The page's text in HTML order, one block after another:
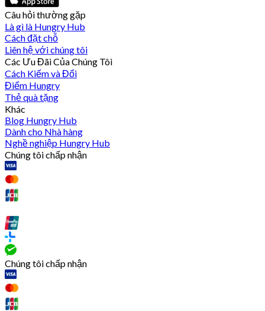
Câu hỏi thường gặp
Là gì là Hungry Hub
Cách đặt chỗ
Liên hệ với chúng tôi
Các Ưu Đãi Của Chúng Tôi
Cách Kiếm và Đổi
Điểm Hungry
Thẻ quà tặng
Khác
Blog Hungry Hub
Dành cho Nhà hàng
Nghề nghiệp Hungry Hub
Chúng tôi chấp nhận
Chúng tôi chấp nhận